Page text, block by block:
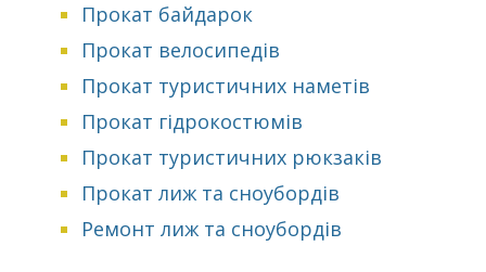
Прокат байдарок
Прокат велосипедів
Прокат туристичних наметів
Прокат гідрокостюмів
Прокат туристичних рюкзаків
Прокат лиж та сноубордів
Ремонт лиж та сноубордів